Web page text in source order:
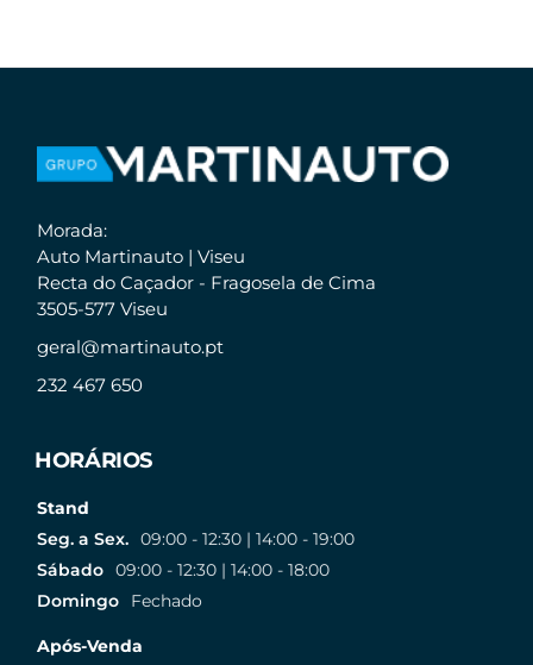
Morada:
Auto Martinauto | Viseu
Recta do Caçador - Fragosela de Cima
3505-577 Viseu
geral@martinauto.pt
232 467 650
HORÁRIOS
Stand
Seg. a Sex. 09:00 - 12:30 | 14:00 - 19:00
Sábado 09:00 - 12:30 | 14:00 - 18:00
Domingo
Fechado
Após-Venda